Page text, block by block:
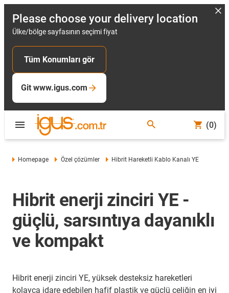
Please choose your delivery location
Ülke/bölge sayfasının seçimi fiyat
Tüm Konumları gör
Git www.igus.com
(0)
Homepage Özel çözümler Hibrit Hareketli Kablo Kanalı YE
Hibrit enerji zinciri YE -
güçlü, sarsıntıya dayanıklı
ve kompakt
Hibrit enerji zinciri YE, yüksek desteksiz hareketleri
kolayca idare edebilen hafif plastik ve güçlü çeliğin en iyi